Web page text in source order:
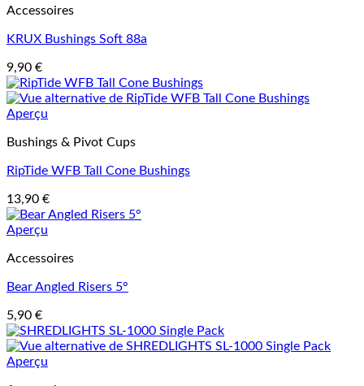
Accessoires
KRUX Bushings Soft 88a
9,90 €
Aperçu
Bushings & Pivot Cups
RipTide WFB Tall Cone Bushings
13,90 €
Aperçu
Accessoires
Bear Angled Risers 5°
5,90 €
Aperçu